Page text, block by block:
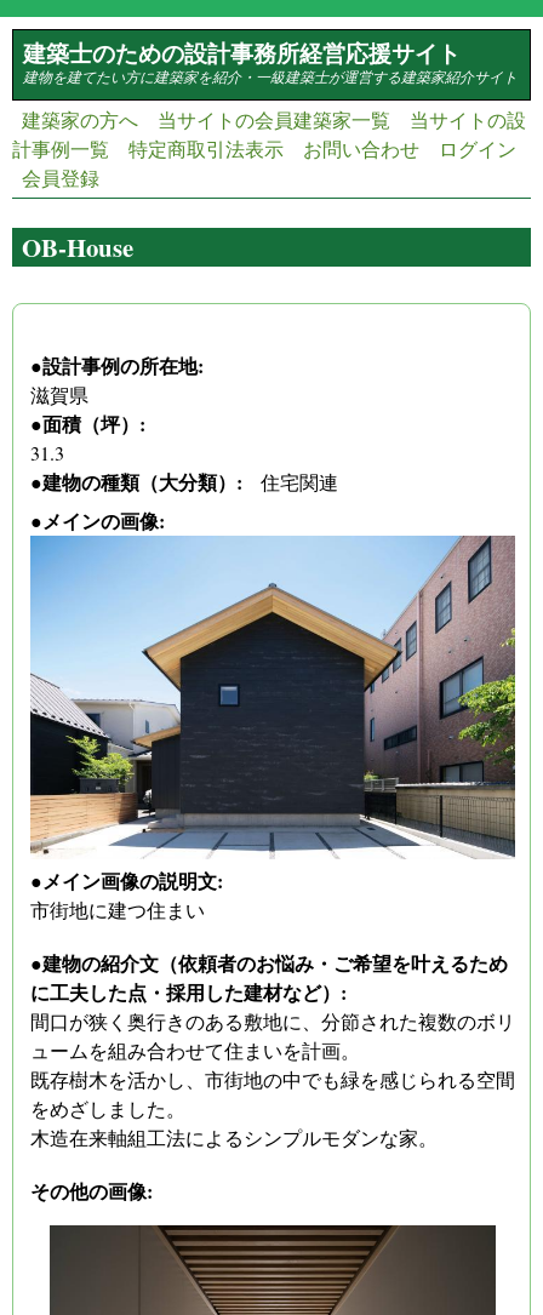
メインコンテンツに移動
建築士のための設計事務所経営応援サイト
建物を建てたい方に建築家を紹介・一級建築士が運営する建築家紹介サイト
建築家の方へ 当サイトの会員建築家一覧
当サイトの設
計事例一覧
特定商取引法表示 お問い合わせ
ログイン
会員登録
OB-House
●設計事例の所在地:
滋賀県
●面積（坪）:
31.3
●建物の種類（大分類）: 住宅関連
●メインの画像:
●メイン画像の説明文:
市街地に建つ住まい
●建物の紹介文（依頼者のお悩み・ご希望を叶えるため
に工夫した点・採用した建材など）:
間口が狭く奥行きのある敷地に、分節された複数のボリ
ュームを組み合わせて住まいを計画。
既存樹木を活かし、市街地の中でも緑を感じられる空間
をめざしました。
木造在来軸組工法によるシンプルモダンな家。
その他の画像: